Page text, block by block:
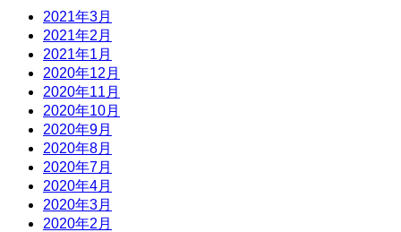
2021年3月
2021年2月
2021年1月
2020年12月
2020年11月
2020年10月
2020年9月
2020年8月
2020年7月
2020年4月
2020年3月
2020年2月